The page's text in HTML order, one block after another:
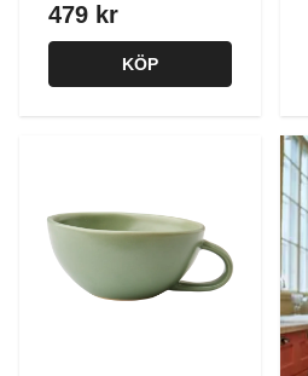
479 kr
KÖP